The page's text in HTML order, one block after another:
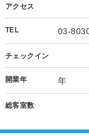
アクセス
TEL 03-
チェックイン
開業年 年
総客室数